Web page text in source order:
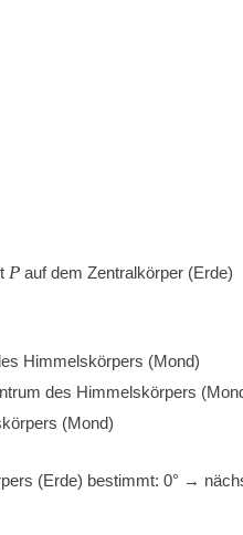
Pauf dem Zentralkörper (Erde)
Himmelskörpers (Mond)
des Himmelskörpers
(Mond)
(Erde) bestimmt: 0° →